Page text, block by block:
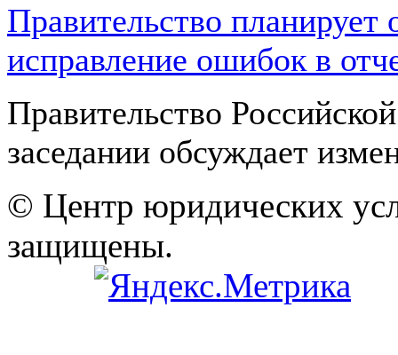
Правительство
исправление ошибок в
Правительство
заседании обсуждает
© Центр юридических
защищены.